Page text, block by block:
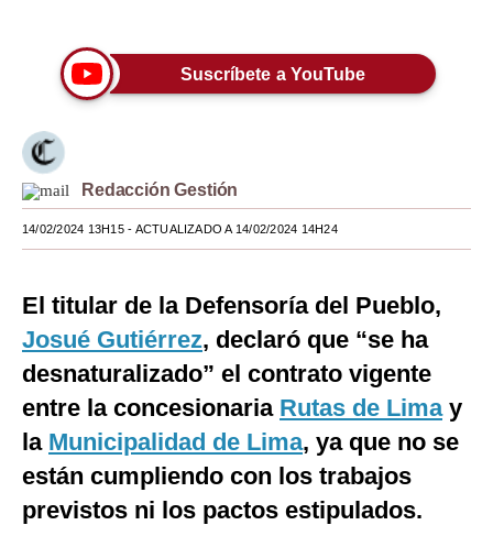
Blogs
Lujo
Viajes
Mundo
EEUU
México
España
Internacional
Suscríbete a YouTube
Redacción Gestión
14/02/2024 13H15- ACTUALIZADO A 14/02/2024 14H24
El titular de la Defensoría del Pueblo,
Josué Gutiérrez, declaró que “se ha
desnaturalizado” el contrato vigente
entre la concesionaria Rutas de Limay
la Municipalidad de Lima, ya que no se
están cumpliendo con los trabajos
previstos ni los pactos estipulados.